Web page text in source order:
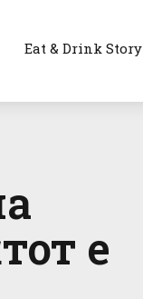
Eat & Drink Story
е